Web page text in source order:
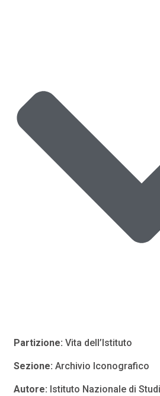
Partizione: Vita dell’Istituto
Sezione: Archivio Iconografico
Autore: Istituto Nazionale di